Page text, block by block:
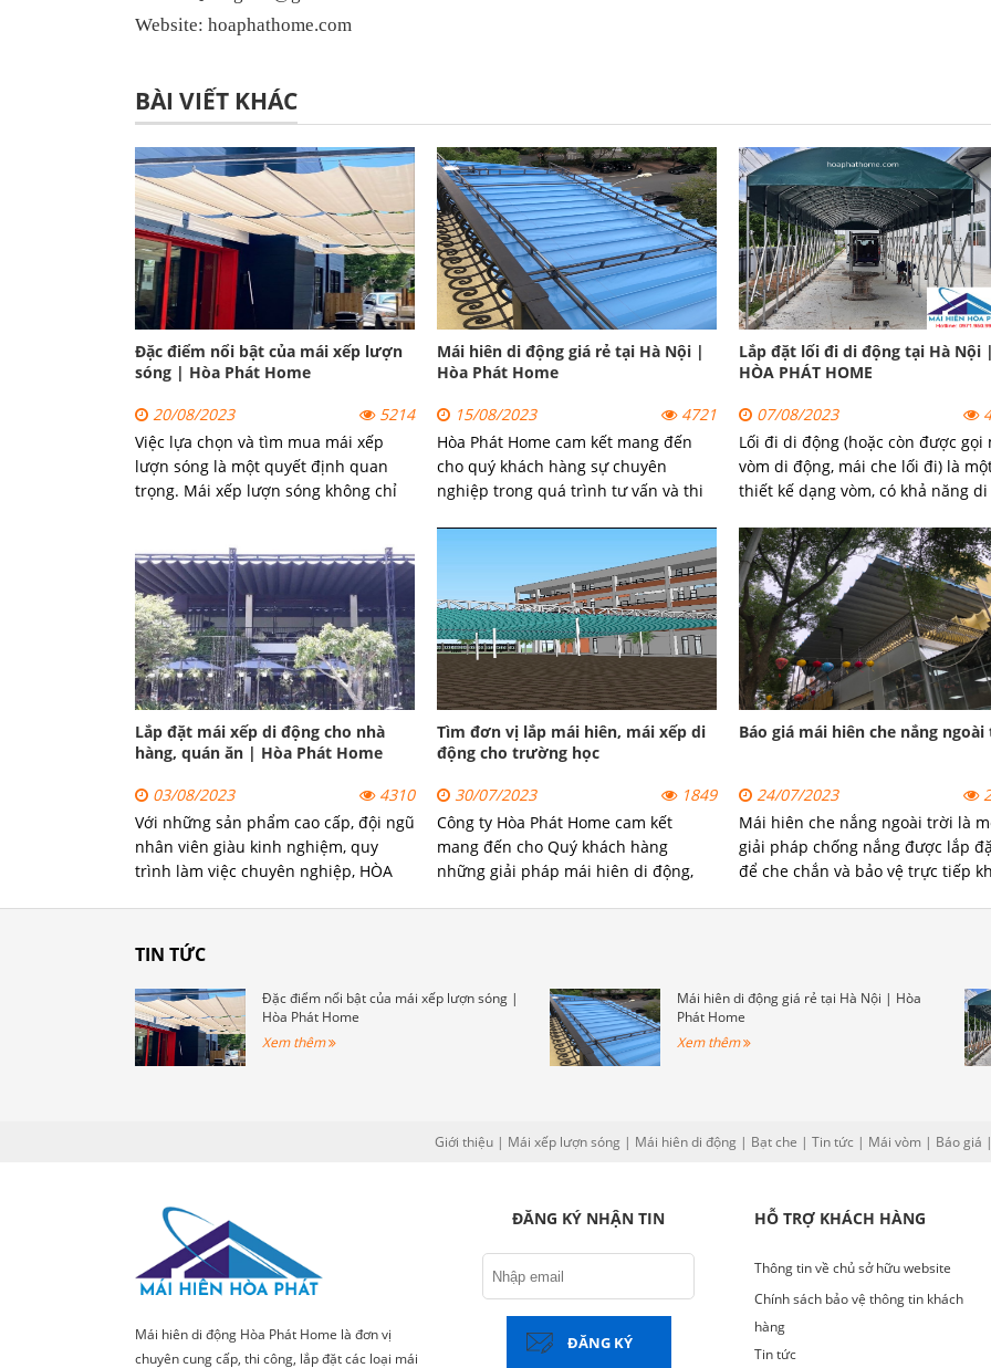
Website: hoaphathome.com
BÀI VIẾT KHÁC
Đặc điểm nổi bật của mái xếp lượn
sóng | Hòa Phát Home
20/08/2023
5214
Việc lựa chọn và tìm mua mái xếp
lượn sóng là một quyết định quan
trọng. Mái xếp lượn sóng không chỉ
tiện ích cho không gian sống ngoài
trời.
Mái hiên di động giá rẻ tại Hà Nội |
Hòa Phát Home
15/08/2023
4721
Hòa Phát Home cam kết mang đến
cho quý khách hàng sự chuyên
nghiệp trong quá trình tư vấn và thi
Lắp đặt lối đi di động tại Hà Nội
HÒA PHÁT HOME
07/08/2023
Lối đi di động (hoặc còn được gọi
vòm di động, mái che lối đi) là
thiết kế dạng vòm, có khả năng di
gọn mỗi khi không sử dụng.
Lắp đặt mái xếp di động cho nhà
hàng, quán ăn | Hòa Phát Home
03/08/2023
4310
Với những sản phẩm cao cấp, đội ngũ
nhân viên giàu kinh nghiệm, quy
trình làm việc chuyên nghiệp, HÒA
hàng.
Tìm đơn vị lắp mái hiên, mái xếp di
động cho trường học
30/07/2023
1849
Công ty Hòa Phát Home cam kết
mang đến cho Quý khách hàng
những giải pháp mái hiên di động,
chúng tôi sẽ tư vấn và hỗ trợ Quý
khách hàng trong quá trình chọn
mẫu và thiết kế mái che trường học
Báo giá mái hiên che nắng
24/07/2023
Mái hiên che nắng ngoài trời là
giải pháp chống nắng được lắp
để che chắn và bảo vệ trực tiếp
cầu và phong cách của không
TIN TỨC
Đặc điểm nổi bật của mái xếp lượn sóng |
Hòa Phát Home
Xem thêm
Mái hiên di động giá rẻ tại Hà Nội | Hòa
Phát Home
Xem thêm
Giới thiệu | Mái xếp lượn sóng | Mái hiên di động | Bạt che | Tin tức | Mái vòm | Báo giá
Mái hiên di động Hòa Phát Home là đơn vị
chuyên cung cấp, thi công, lắp đặt các loại mái
ĐĂNG KÝ NHẬN TIN
ĐĂNG KÝ
HỖ TRỢ KHÁCH HÀNG
Thông tin về chủ sở hữu website
Chính sách bảo vệ thông tin khách
hàng
Tin tức